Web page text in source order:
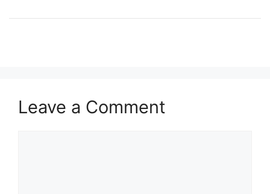
Leave a Comment